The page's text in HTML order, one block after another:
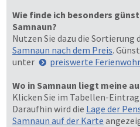
Wie finde ich besonders
Samnaun?
Nutzen Sie dazu die Sortierung
Samnaun nach dem Preis.
unter
preiswerte
Wo in Samnaun liegt meine
Klicken Sie im Tabellen-
Daraufhin wird die Lage der
Samnaun auf der Karte